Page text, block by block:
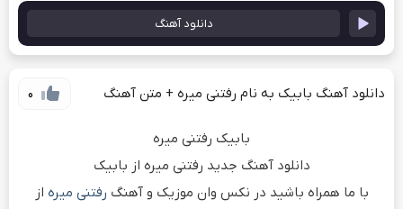
دانلود آهنگ
0 دانلود آهنگ بابیک به نام رفتنی میره + متن آهنگ
بابیک رفتنی میره
دانلود آهنگ جدید رفتنی میره از بابیک
با ما همراه باشید در نکس وان موزیک و آهنگ رفتنی میره از